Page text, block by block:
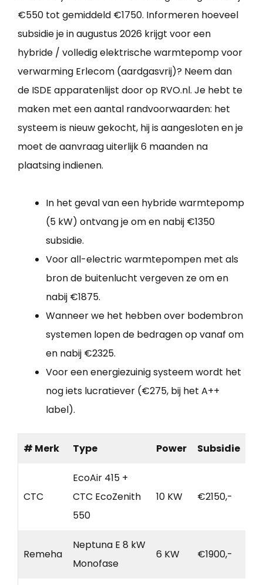
€550 tot gemiddeld €1750. Informeren hoeveel
subsidie je in augustus 2026 krijgt voor een
hybride / volledig elektrische warmtepomp voor
verwarming Erlecom (aardgasvrij)? Neem dan
de ISDE apparatenlijst door op RVO.nl. Je hebt te
maken met een aantal randvoorwaarden: het
systeem is nieuw gekocht, hij is aangesloten en je
moet de aanvraag uiterlijk 6 maanden na
plaatsing indienen.
In het geval van een hybride warmtepomp
(5 kW) ontvang je om en nabij €1350
subsidie.
Voor all-electric warmtepompen met als
bron de buitenlucht vergeven ze om en
nabij €1875.
Wanneer we het hebben over bodembron
systemen lopen de bedragen op vanaf om
en nabij €2325.
Voor een energiezuinig systeem wordt het
nog iets lucratiever (€275, bij het A++
label).
# Merk Type Power Subsidie
CTC
EcoAir 415 +
CTC EcoZenith
550
10 KW €2150,-
Remeha
Neptuna E 8 kW
Monofase
6 KW €1900,-